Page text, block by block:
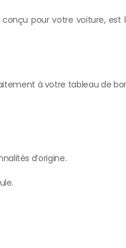
conçu pour votre voiture,
à votre tableau de
d’origine.